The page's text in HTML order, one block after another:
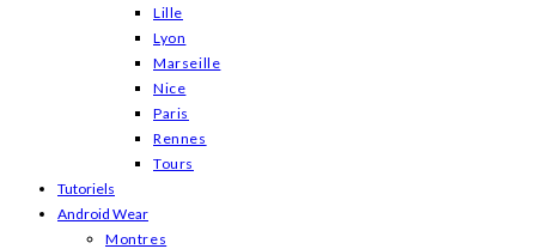
Lille
Lyon
Marseille
Nice
Paris
Rennes
Tours
Tutoriels
Android Wear
Montres